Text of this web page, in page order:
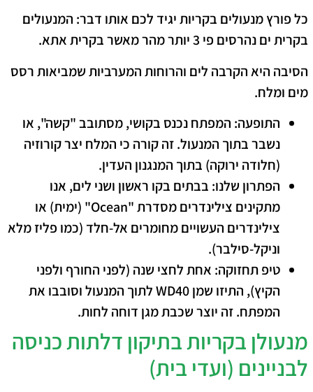
​כלפורץ מנעולים בקריותיגיד לכם אותו דבר: המנעולים
בקרית ים נהרסים פי 3 יותר מהר מאשר בקרית אתא.
הסיבה היא הקרבה לים והרוחות המערביות שמביאות רסס
מים ומלח.
התופעה: המפתח נכנס בקושי, מסתובב "קשה", או
נשבר בתוך המנעול. זה קורה כי המלח יצר קורוזיה
(חלודה ירוקה) בתוך המנגנון העדין.
הפתרון שלנו: בבתים בקו ראשון ושני לים, אנו
מתקינים צילינדרים מסדרת "Ocean" (ימית)
או
צילינדרים העשויים מחומרים אל-חלד (כמו פליז מלא
וניקל-סילבר).
טיפ תחזוקה: אחת לחצי שנה (לפני החורף ולפני
הקיץ), התיזו שמן WD40 לתוך המנעול וסובבו את
המפתח. זה יוצר שכבת מגן דוחה לחות.
מנעולן בקריות ב​תיקון דלתות כניסה
לבניינים (ועדי בית)